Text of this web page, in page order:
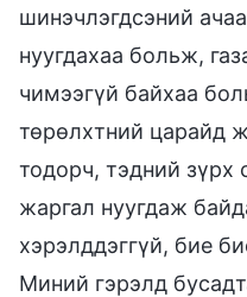
шинэчлэгдсэний
нуугдахаа больж,
чимээгүй байхаа
төрөлхтний царайд
тодорч, тэдний зүрх
жаргал нуугдаж
хэрэлддэггүй, бие
Миний гэрэлд